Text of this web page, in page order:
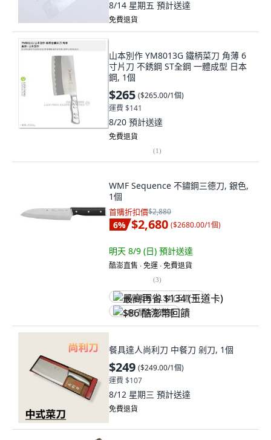
8/14 星期五 預計送達
免費退貨
山本別作 YM8013G 鐵柄菜刀 角薄 6
寸片刀 不銹鋼 ST全鋼 一體成型 日本
鋼, 1個
$265 ($265.00/1個)
運費 $141
8/20 預計送達
免費退貨
(1)
WMF Sequence 不鏽鋼三德刀, 銀色,
1個
首購折扣價$2,880
6% $2,680 ($2680.00/1個)
明天 8/9 (日) 預計送達
酷澎直售 ∙ 免運 ∙ 免費退貨
(3)
最高再省 $134 (王道卡)
$86 酷澎幣回饋
餐具達人尚利刀 中餐刀 剁刀, 1個
$249 ($249.00/1個)
運費 $107
8/12 星期三 預計送達
免費退貨